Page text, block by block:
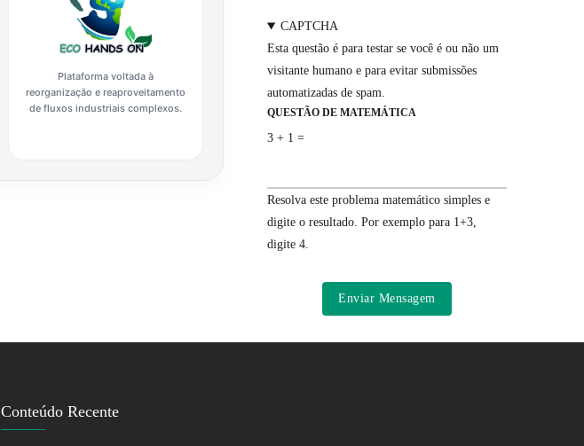
Plataforma voltada à
reorganização e reaproveitamento
de fluxos industriais complexos.
CAPTCHA
Esta questão é para testar se você é ou não um
visitante humano e para evitar submissões
automatizadas de spam.
QUESTÃO DE MATEMÁTICA
3 + 1 =
Resolva este problema matemático simples e
digite o resultado. Por exemplo para 1+3,
digite 4.
Conteúdo Recente